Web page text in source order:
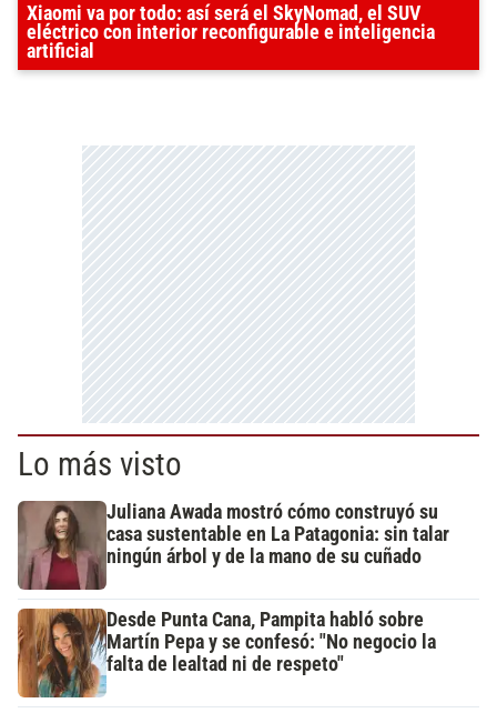
Xiaomi va por todo: así será el SkyNomad, el SUV
eléctrico con interior reconfigurable e inteligencia
artificial
Lo más visto
Juliana Awada mostró cómo construyó su
casa sustentable en La Patagonia: sin talar
ningún árbol y de la mano de su cuñado
Desde Punta Cana, Pampita habló sobre
Martín Pepa y se confesó: "No negocio la
falta de lealtad ni de respeto"